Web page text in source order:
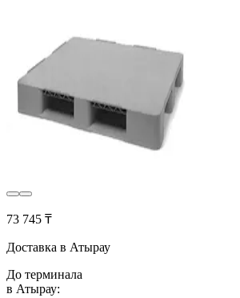
73 745 ₸
Доставка в Атырау
До терминала
в Атырау: